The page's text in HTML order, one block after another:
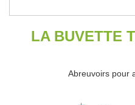
LA BUVETTE
Abreuvoirs pour